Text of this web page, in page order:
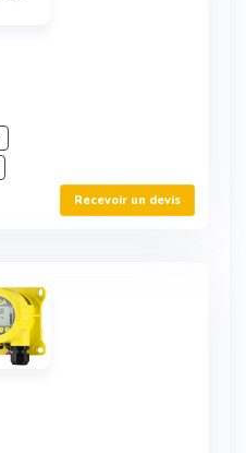
Recevoir un devis